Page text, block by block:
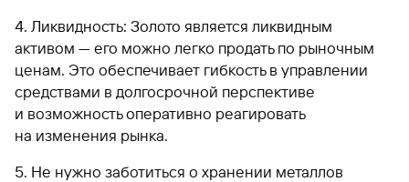
Ликвидность: Золото является ликвидным
активом — его можно легко продать по рыночным
ценам. Это обеспечивает гибкость в управлении
средствами в долгосрочной перспективе
и возможность оперативно реагировать
на изменения рынка.
Не нужно заботиться о хранении металлов